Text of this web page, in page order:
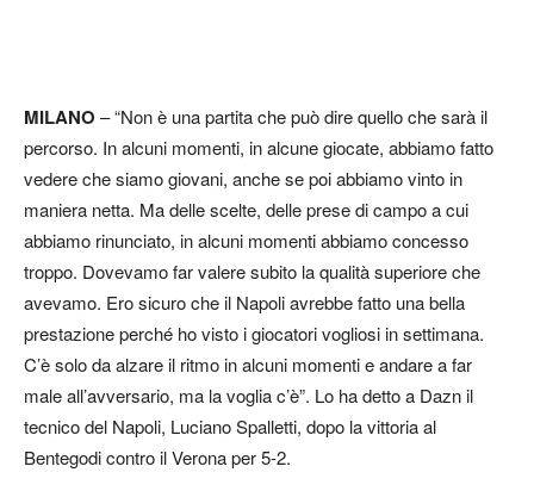
MILANO – “Non è una partita che può dire quello che sarà il
percorso. In alcuni momenti, in alcune giocate, abbiamo fatto
vedere che siamo giovani, anche se poi abbiamo vinto in
maniera netta. Ma delle scelte, delle prese di campo a cui
abbiamo rinunciato, in alcuni momenti abbiamo concesso
troppo. Dovevamo far valere subito la qualità superiore che
avevamo. Ero sicuro che il Napoli avrebbe fatto una bella
prestazione perché ho visto i giocatori vogliosi in settimana.
C’è solo da alzare il ritmo in alcuni momenti e andare a far
male all’avversario, ma la voglia c’è”. Lo ha detto a Dazn il
tecnico del Napoli, Luciano Spalletti, dopo la vittoria al
Bentegodi contro il Verona per 5-2.